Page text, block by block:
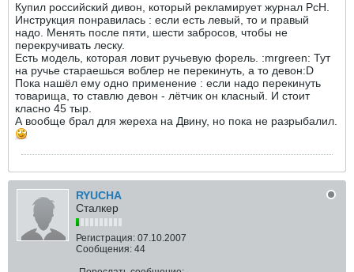
Купил российский дивон, который рекламирует журнал РсН.
Инструкция понравилась : если есть левый, то и правый
надо. Менять после пяти, шести забросов, чтобы не
перекручивать леску.
Есть модель, которая ловит ручьевую форель. :mrgreen: Тут
на ручье стараешься воблер не перекинуть, а то девон:D
Пока нашёл ему одно применение : если надо перекинуть
товарища, то ставлю девон - лётчик он класный. И стоит
класно 45 тыр.
А вообще брал для жереха на Двину, но пока не разрыбалил.
RYUCHA
Сталкер
Регистрация: 07.10.2007
Сообщения: 44